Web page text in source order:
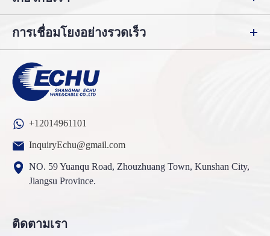
การเชื่อมโยงอย่างรวดเร็ว
+12014961101
InquiryEchu@gmail.com
NO. 59 Yuanqu Road, Zhouzhuang Town, Kunshan City,
Jiangsu Province.
ติดตามเรา